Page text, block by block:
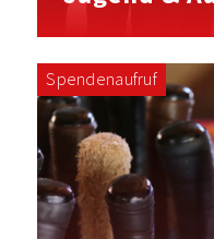
Spendenaufruf